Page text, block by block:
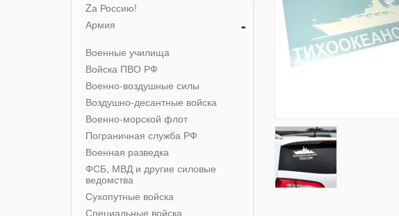
Zа Россию!
-
Армия
Военные училища
Войска ПВО РФ
Военно-воздушные силы
Воздушно-десантные войска
Военно-морской флот
Пограничная служба РФ
Военная разведка
ФСБ, МВД и другие силовые
ведомства
Сухопутные войска
Специальные войска